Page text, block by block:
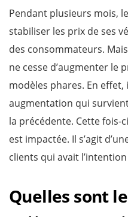
Pendant plusieurs mois,
stabiliser les prix de ses
des consommateurs.
ne cesse d’augmenter le
modèles phares. En effet,
augmentation qui
la précédente. Cette fois-
est impactée. Il s’agit
clients qui avait
Quelles sont